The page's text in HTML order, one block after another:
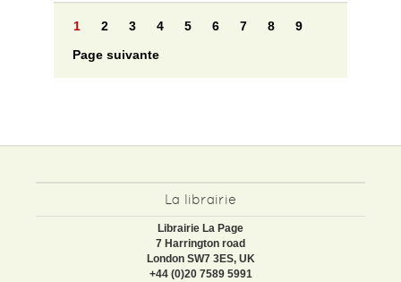
1 2 3 4 5 6 7 8
9
Page suivante
La librairie
Librairie La Page
7 Harrington road
London SW7 3ES, UK
+44 (0)20 7589 5991